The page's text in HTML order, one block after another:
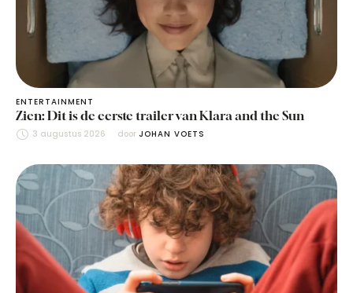
ENTERTAINMENT
Zien: Dit is de eerste trailer van Klara and the Sun
3 augustus 2026 door JOHAN VOETS